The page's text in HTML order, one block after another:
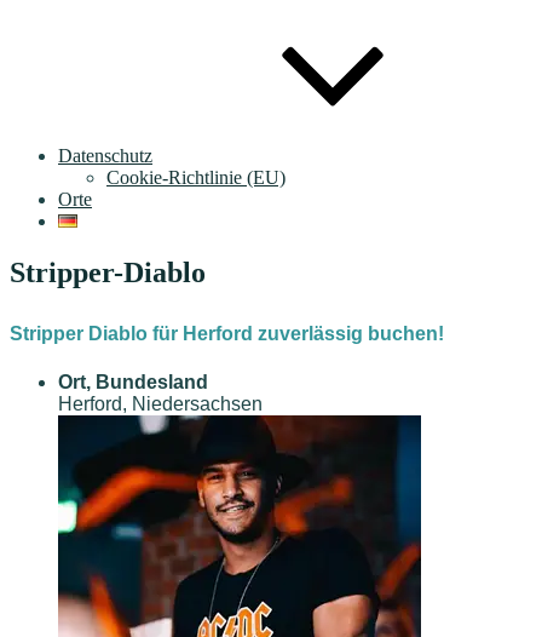
Datenschutz
Cookie-Richtlinie (EU)
Orte
Stripper-Diablo
Stripper Diablo für Herford zuverlässig buchen!
Ort, Bundesland
Herford, Niedersachsen